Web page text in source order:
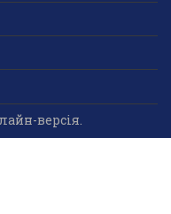
версія.